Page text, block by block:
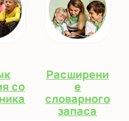
со
Расширени
е
словарного
запаса